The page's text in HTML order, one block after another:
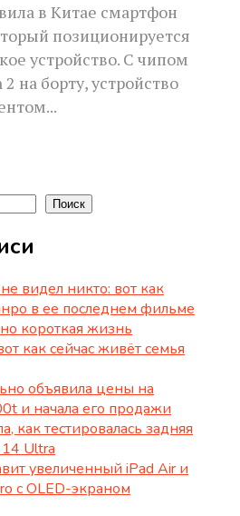
в Китае смартфон
позиционируется
устройство. С чипом
на борту, устройство
Поиск
видел никто: вот как
в ее последнем фильме
короткая жизнь
как сейчас живёт семья
объявила цены на
и начала его продажи
как тестировалась задняя
14 Ultra
увеличенный iPad Air и
с OLED-экраном